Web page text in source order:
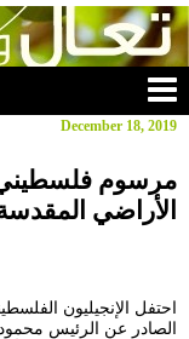
December 18, 2019
مرسوم فلسطيني
الأراضي
احتفل الإنجيليون
الصادر عن الرئيس